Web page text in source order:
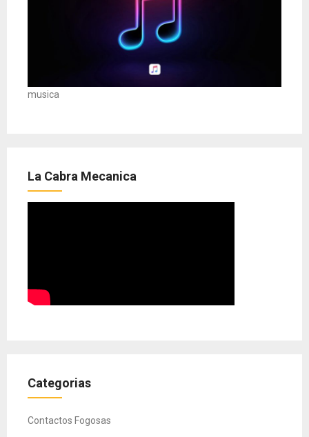
musica
La Cabra Mecanica
Categorias
Contactos Fogosas